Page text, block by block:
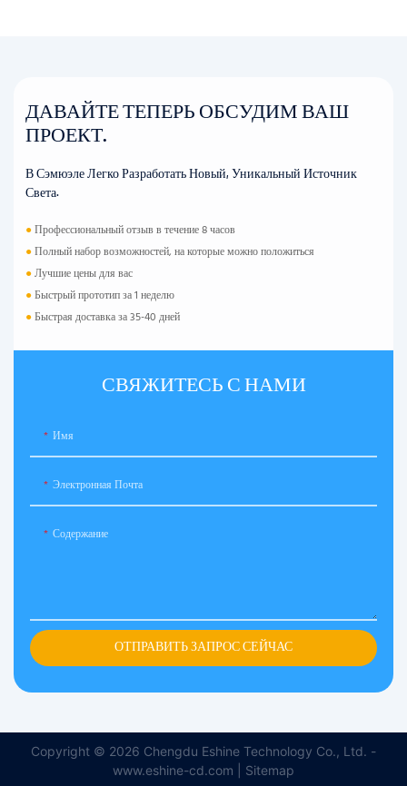
ДАВАЙТЕ ТЕПЕРЬ ОБСУДИМ ВАШ
ПРОЕКТ.
В Сэмюэле Легко Разработать Новый, Уникальный Источник
Света.
●Профессиональный отзыв в течение 8 часов
●Полный набор возможностей, на которые можно положиться
●Лучшие цены для вас
●Быстрый прототип за 1 неделю
●Быстрая доставка за 35-40 дней
СВЯЖИТЕСЬ С НАМИ
Имя
Электронная Почта
Содержание
ОТПРАВИТЬ ЗАПРОС СЕЙЧАС
Copyright © 2026 Chengdu Eshine Technology Co., Ltd. -
www.eshine-cd.com | Sitemap